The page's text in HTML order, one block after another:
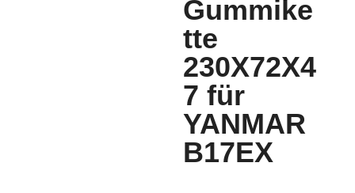
Gummike
tte
230X72X4
7 für
YANMAR
B17EX